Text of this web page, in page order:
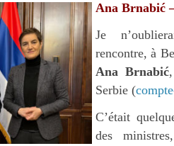
Ana Brnabić
Je
rencontre, à
Ana Brnabić
Serbie (
C’était
des